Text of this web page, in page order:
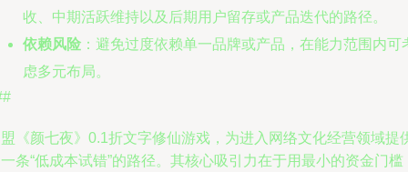
收、中期活跃维持以及后期用户留存或产品迭代的路径。
依赖风险 ：避免过度依赖单一品牌或产品，在能力范围内可
虑多元布局。
《颜七夜》0.1折文字修仙游戏，为进入网络文化经营领域提
条“低成本试错”的路径。其核心吸引力在于用最小的资金门槛